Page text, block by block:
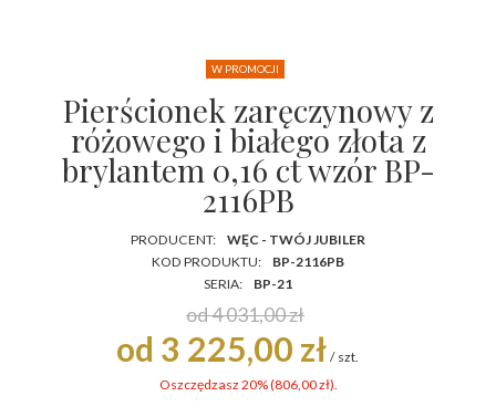
W PROMOCJI
Pierścionek zaręczynowy z
różowego i białego złota z
brylantem 0,16 ct wzór BP-
2116PB
PRODUCENT:
WĘC - TWÓJ JUBILER
KOD PRODUKTU:
BP-2116PB
SERIA:
BP-21
od 4 031,00 zł
od 3 225,00 zł / szt.
Oszczędzasz 20% (806,00 zł).